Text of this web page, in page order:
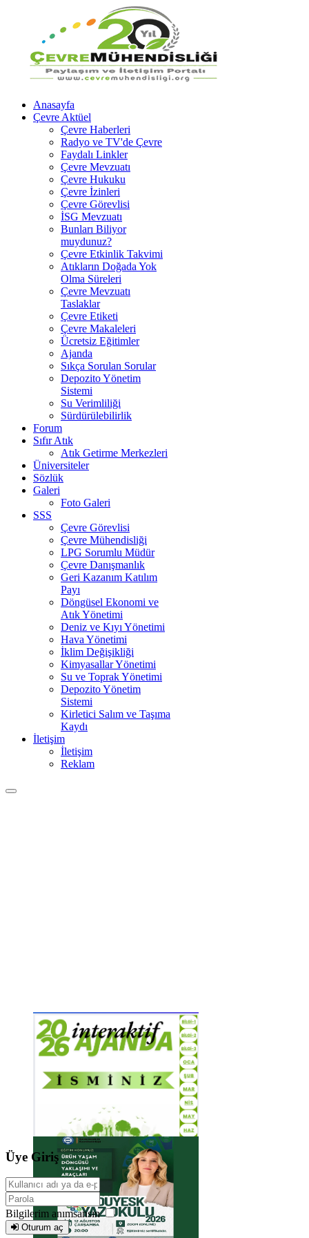
Anasayfa
Çevre Aktüel
Çevre Haberleri
Radyo ve TV'de Çevre
Faydalı Linkler
Çevre Mevzuatı
Çevre Hukuku
Çevre İzinleri
Çevre Görevlisi
İSG Mevzuatı
Bunları Biliyor
muydunuz?
Çevre Etkinlik Takvimi
Atıkların Doğada Yok
Olma Süreleri
Çevre Mevzuatı
Taslaklar
Çevre Etiketi
Çevre Makaleleri
Ücretsiz Eğitimler
Ajanda
Sıkça Sorulan Sorular
Depozito Yönetim
Sistemi
Su Verimliliği
Sürdürülebilirlik
Forum
Sıfır Atık
Atık Getirme Merkezleri
Üniversiteler
Sözlük
Galeri
Foto Galeri
SSS
Çevre Görevlisi
Çevre Mühendisliği
LPG Sorumlu Müdür
Çevre Danışmanlık
Geri Kazanım Katılım
Payı
Döngüsel Ekonomi ve
Atık Yönetimi
Deniz ve Kıyı Yönetimi
Hava Yönetimi
İklim Değişikliği
Kimyasallar Yönetimi
Su ve Toprak Yönetimi
Depozito Yönetim
Sistemi
Kirletici Salım ve Taşıma
Kaydı
İletişim
İletişim
Reklam
Üye Giriş
Bilgilerim anımsansın
Oturum aç